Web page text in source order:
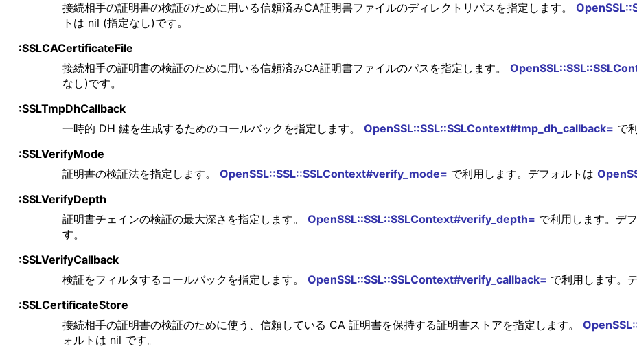
接続相手の証明書の検証のために用いる信頼済みCA証明書ファイルのディレクトリパスを指定します。
トは nil (指定なし)です。
:SSLCACertificateFile
接続相手の証明書の検証のために用いる信頼済みCA証明書ファイルのパスを指定します。
なし)です。
:SSLTmpDhCallback
一時的 DH 鍵を生成するためのコールバックを指定します。 OpenSSL::SSL::SSLContext#tmp_dh_callback= で
:SSLVerifyMode
証明書の検証法を指定します。 OpenSSL::SSL::SSLContext#verify_mode= で利用します。デフォルトは
:SSLVerifyDepth
証明書チェインの検証の最大深さを指定します。 OpenSSL::SSL::SSLContext#verify_depth= で利用します。デ
す。
:SSLVerifyCallback
検証をフィルタするコールバックを指定します。 OpenSSL::SSL::SSLContext#verify_callback= で利用します。
:SSLCertificateStore
接続相手の証明書の検証のために使う、信頼している CA 証明書を保持する証明書ストアを指定します。
ォルトは nil です。